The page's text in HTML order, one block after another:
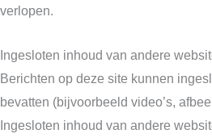
verlopen.
Ingesloten inhoud van andere
Berichten op deze site kunnen
bevatten (bijvoorbeeld video’s,
Ingesloten inhoud van andere